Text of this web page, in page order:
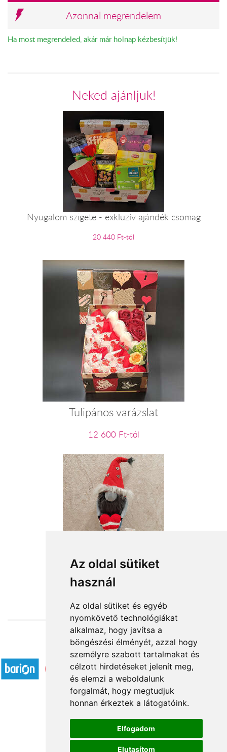
Az oldal sütiket
használ
Az oldal sütiket és egyéb
nyomkövető technológiákat
alkalmaz, hogy javítsa a
böngészési élményét, azzal hogy
személyre szabott tartalmakat és
célzott hirdetéseket jelenít meg,
és elemzi a weboldalunk
forgalmát, hogy megtudjuk
honnan érkeztek a látogatóink.
Elfogadom
Elutasítom
Azonnal megrendelem
Ha most megrendeled, akár már holnap kézbesítjük!
Neked ajánljuk!
Nyugalom szigete - exkluzív ajándék csomag
20 440 Ft-tól
Tulipános varázslat
12 600 Ft-tól
Farmer manó
18 200 Ft-tól
Elfogadott fizetési módok
Á.SZ.F.
Impresszum